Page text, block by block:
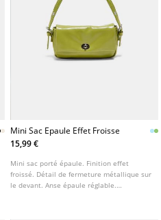
Mini Sac Epaule Effet Froisse
15,99 €
Mini sac porté épaule. Finition effet
froissé. Détail de fermeture métallique sur
le devant. Anse épaule réglable.